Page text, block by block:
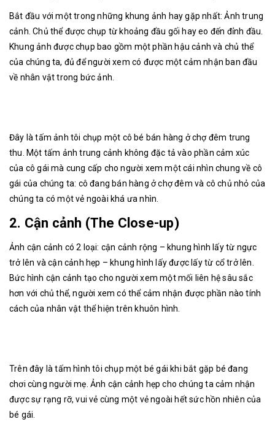
Bắt đầu với một trong những khung ảnh hay gặp nhất: Ảnh trung
cảnh. Chủ thể được chụp từ khoảng đầu gối hay eo đến đỉnh đầu.
Khung ảnh được chụp bao gồm một phần hậu cảnh và chủ thể
của chúng ta, đủ để người xem có được một cảm nhận ban đầu
về nhân vật trong bức ảnh.
Đây là tấm ảnh tôi chụp một cô bé bán hàng ở chợ đêm trung
thu. Một tấm ảnh trung cảnh không đặc tả vào phần cảm xúc
của cô gái mà cung cấp cho người xem một cái nhìn chung về cô
gái của chúng ta: cô đang bán hàng ở chợ đêm và cô chủ nhỏ của
chúng ta có một vẻ ngoài khá ưa nhìn.
2. Cận cảnh (The Close-up)
Ảnh cận cảnh có 2 loại: cận cảnh rộng – khung hình lấy từ ngực
trở lên và cận cảnh hẹp – khung hình lấy được lấy từ cổ trở lên.
Bức hình cận cảnh tạo cho người xem một mối liên hệ sâu sắc
hơn với chủ thể, người xem có thể cảm nhận được phần nào tính
cách của nhân vật thể hiện trên khuôn hình.
Trên đây là tấm hình tôi chụp một bé gái khi bắt gặp bé đang
chơi cùng người mẹ. Ảnh cận cảnh hẹp cho chúng ta cảm nhận
được sự rạng rỡ, vui vẻ cùng một vẻ ngoài hết sức hồn nhiên của
bé gái.